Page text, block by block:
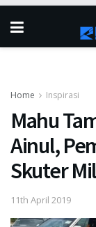
Home Inspirasi
Mahu
Ainul,
Skuter
11th April 2019